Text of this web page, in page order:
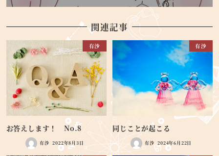
関連記事
有沙
お答えします！ No.8
有沙 2022年8月3日
有沙
同じことが起こる
有沙 2024年6月22日